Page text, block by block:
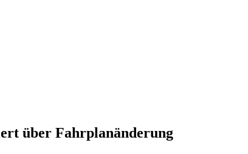
über Fahrplanänderung